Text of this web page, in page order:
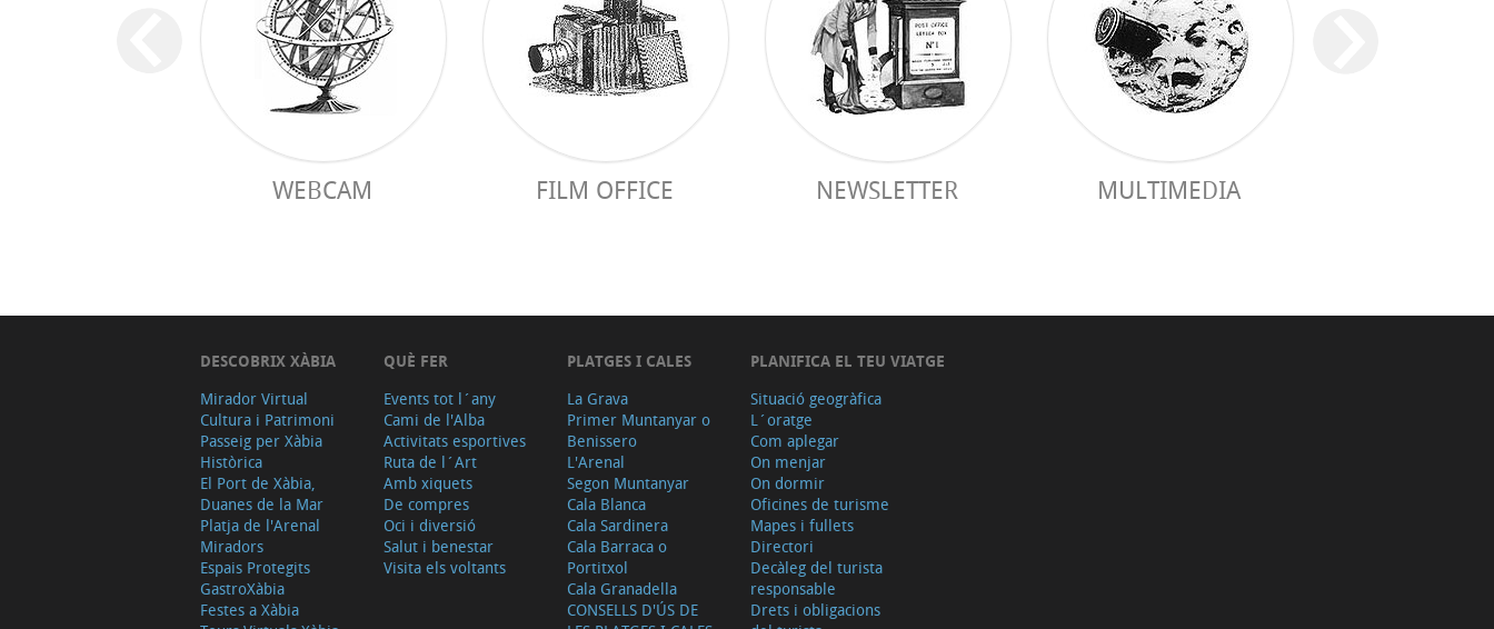
WEBCAM FILM OFFICE NEWSLETTER MULTIMEDIA
DESCOBRIX XÀBIA
Mirador Virtual
Cultura i Patrimoni
Passeig per Xàbia
Històrica
El Port de Xàbia,
Duanes de la Mar
Platja de l'Arenal
Miradors
Espais Protegits
GastroXàbia
Festes a Xàbia
QUÈ FER
Events tot l´any
Cami de l'Alba
Activitats esportives
Ruta de l´Art
Amb xiquets
De compres
Oci i diversió
Salut i benestar
Visita els voltants
PLATGES I CALES
La Grava
Primer Muntanyar o
Benissero
L'Arenal
Segon Muntanyar
Cala Blanca
Cala Sardinera
Cala Barraca o
Portitxol
Cala Granadella
CONSELLS D'ÚS DE
PLANIFICA EL TEU VIATGE
Situació geogràfica
L´oratge
Com aplegar
On menjar
On dormir
Oficines de turisme
Mapes i fullets
Directori
Decàleg del turista
responsable
Drets i obligacions